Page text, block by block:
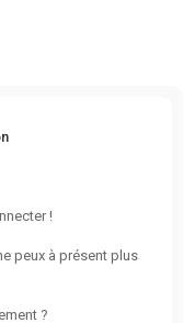
!
peux à présent plus
?